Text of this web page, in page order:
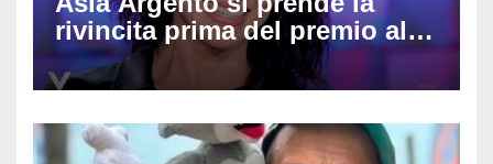
rivincita prima del premio alla
carriera: «Mi chiamano
raccomandata e cagna»